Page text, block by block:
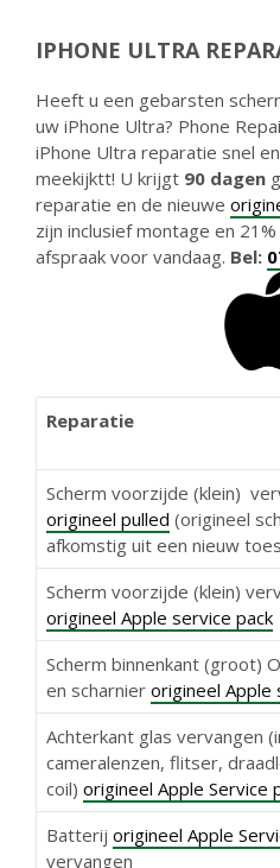
IPHONE ULTRA
Heeft u een gebarsten
uw iPhone Ultra? Phone
iPhone Ultra reparatie snel
meekijktt! U krijgt 90 dagen
reparatie en de nieuwe
zijn inclusief montage en
afspraak voor vandaag. Bel:
Reparatie
Scherm voorzijde (klein)
origineel pulled (origineel
afkomstig uit een nieuw
Scherm voorzijde (klein)
origineel Apple service pack
Scherm binnenkant (groot)
en scharnier origineel Apple
‭‭‭Achterkant glas vervangen
cameralenzen, flitser,
coil) origineel Apple Service
‭‭‭Batterij origineel Apple
vervangen